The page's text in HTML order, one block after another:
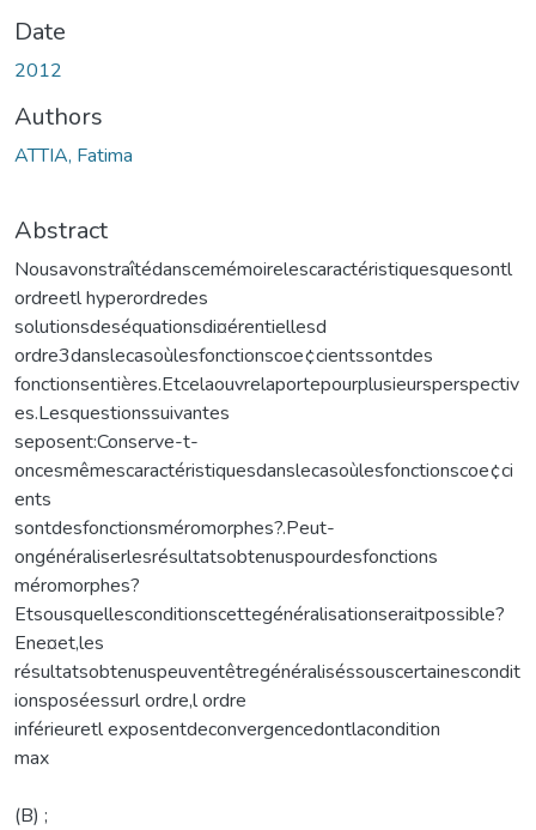
Date
2012
Authors
ATTIA, Fatima
Abstract
Nousavonstraîtédanscemémoirelescaractéristiquesquesontl
ordreetl hyperordredes
solutionsdeséquationsdi¤érentiellesd
ordre3danslecasoùlesfonctionscoe¢cientssontdes
fonctionsentières.Etcelaouvrelaportepourplusieursperspectiv
es.Lesquestionssuivantes
seposent:Conserve-t-
oncesmêmescaractéristiquesdanslecasoùlesfonctionscoe¢ci
ents
sontdesfonctionsméromorphes?.Peut-
ongénéraliserlesrésultatsobtenuspourdesfonctions
méromorphes?
Etsousquellesconditionscettegénéralisationseraitpossible?
Ene¤et,les
résultatsobtenuspeuventêtregénéraliséssouscertainescondit
ionsposéessurl ordre,l ordre
inférieuretl exposentdeconvergencedontlacondition
max
(B) ;